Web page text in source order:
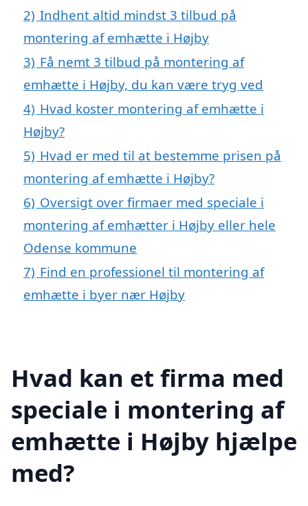
2) Indhent altid mindst 3 tilbud på
montering af emhætte i Højby
3) Få nemt 3 tilbud på montering af
emhætte i Højby, du kan være tryg ved
4) Hvad koster montering af emhætte i
Højby?
5) Hvad er med til at bestemme prisen på
montering af emhætte i Højby?
6) Oversigt over firmaer med speciale i
montering af emhætter i Højby eller hele
Odense kommune
7) Find en professionel til montering af
emhætte i byer nær Højby
Hvad kan et firma med
speciale i montering af
emhætte i Højby hjælpe
med?